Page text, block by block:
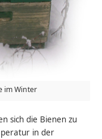
im Winter
sich die Bienen zu
in der